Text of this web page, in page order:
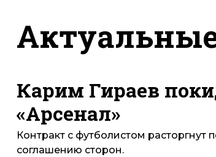
Карим Гираев
«Арсенал»
Контракт с футболистом расторгнут
соглашению сторон.